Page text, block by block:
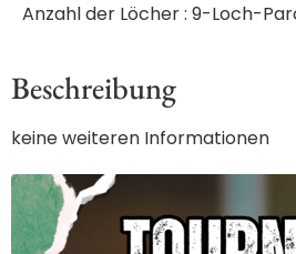
Anzahl der Löcher : 9-Loch-
Beschreibung
keine weiteren Informationen